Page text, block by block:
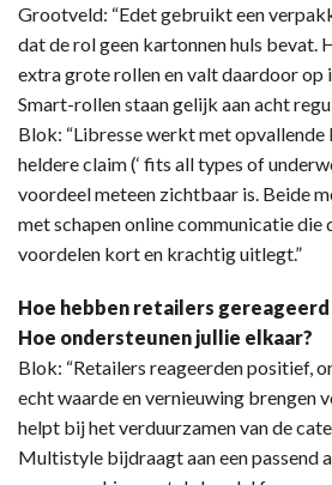
Grootveld: “Edet gebruikt een
dat de rol geen kartonnen huls bevat.
extra grote rollen en valt daardoor op
Smart-rollen staan gelijk aan acht
Blok: “Libresse werkt met opvallende
heldere claim (‘ fits all types of
voordeel meteen zichtbaar is. Beide
met schapen online communicatie die
voordelen kort en krachtig uitlegt.”
Hoe hebben retailers
Hoe ondersteunen jullie elkaar?
Blok: “Retailers reageerden positief,
echt waarde en vernieuwing brengen
helpt bij het verduurzamen van de
Multistyle bijdraagt aan een passend